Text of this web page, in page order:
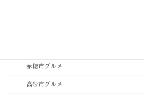
赤穂市グルメ
高砂市グルメ